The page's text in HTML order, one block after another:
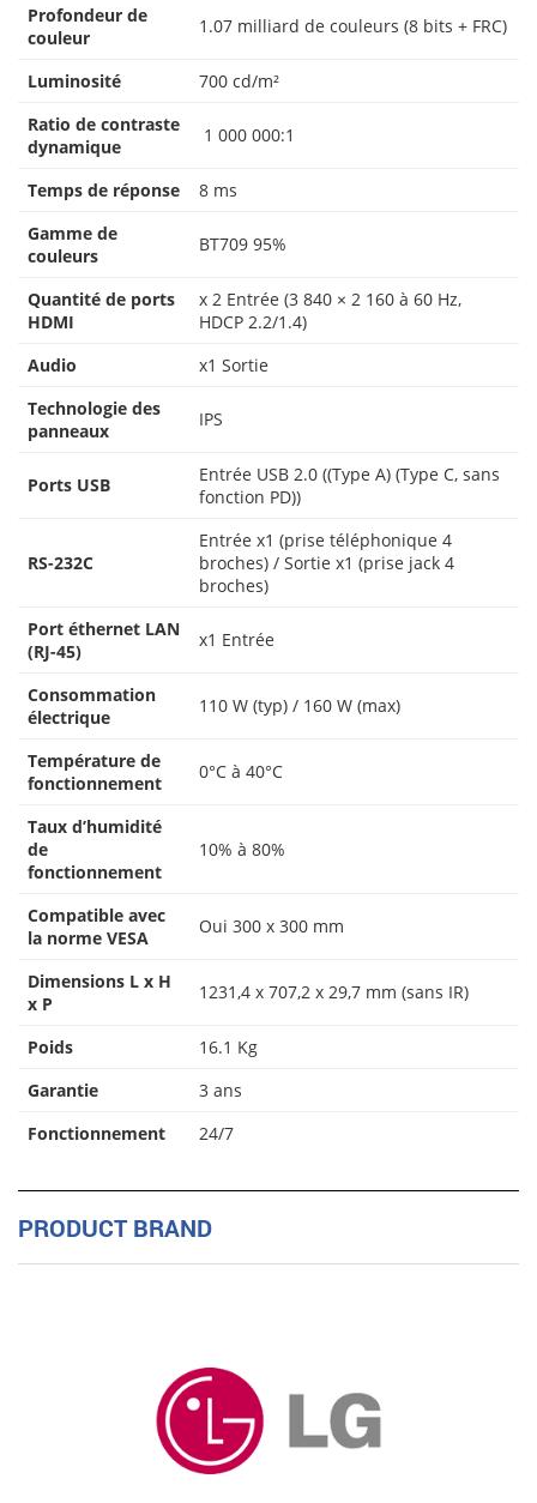
Profondeur de
couleur
1.07 milliard de couleurs (8 bits + FRC)
Luminosité
700 cd/m²
Ratio de contraste
dynamique
1 000 000:1
Temps de réponse
8 ms
Gamme de
couleurs
BT709 95%
Quantité de ports
HDMI
x 2 Entrée (3 840 × 2 160 à 60 Hz,
HDCP 2.2/1.4)
Audio
x1 Sortie
Technologie des
panneaux
IPS
Ports USB
Entrée USB 2.0 ((Type A) (Type C, sans
fonction PD))
RS-232C
Entrée x1 (prise téléphonique 4
broches) / Sortie x1 (prise jack 4
broches)
Port éthernet LAN
(RJ-45)
x1 Entrée
Consommation
électrique
110 W (typ) / 160 W (max)
Température de
fonctionnement
0°C à 40°C
Taux d’humidité
de
fonctionnement
10% à 80%
Compatible avec
la norme VESA
Oui 300 x 300 mm
Dimensions L x H
x P
1231,4 x 707,2 x 29,7 mm (sans IR)
Poids
16.1 Kg
Garantie
3 ans
Fonctionnement
24/7
PRODUCT BRAND